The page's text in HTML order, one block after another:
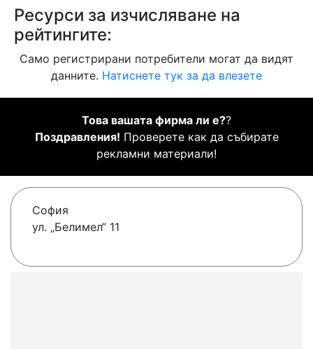
Ресурси за изчисляване на
рейтингите:
Само регистрирани потребители могат да видят
данните. Натиснете тук за да влезете
Това вашата фирма ли е??
Поздравления! Проверете как да събирате
рекламни материали!
София
ул. „Белимел“ 11